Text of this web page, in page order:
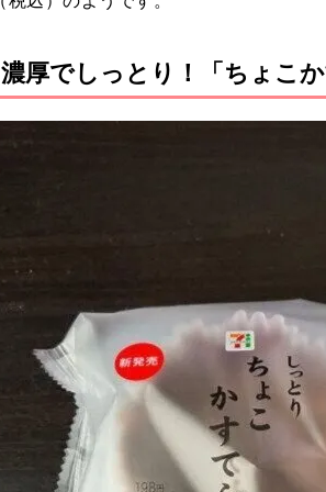
濃厚でしっとり！「ちょこ